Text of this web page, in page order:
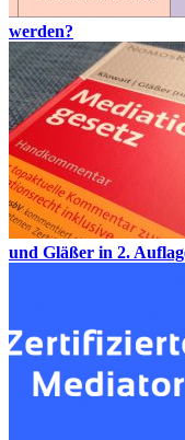
werden?
und Gläßer in 2.